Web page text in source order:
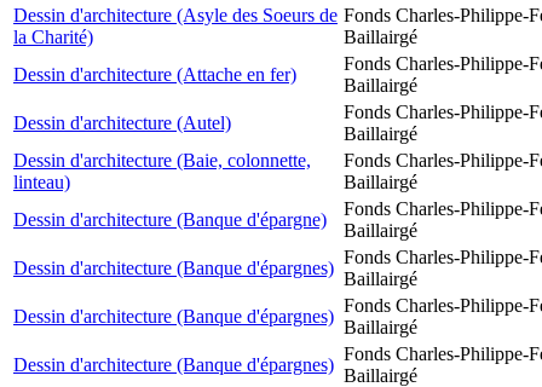
Dessin d'architecture (Asyle des Soeurs de
la Charité)
Fonds Charles-Philippe-
Baillairgé
Dessin d'architecture (Attache en fer)
Fonds Charles-Philippe-
Baillairgé
Dessin d'architecture (Autel)
Fonds Charles-Philippe-
Baillairgé
Dessin d'architecture (Baie, colonnette,
linteau)
Fonds Charles-Philippe-
Baillairgé
Dessin d'architecture (Banque d'épargne)
Fonds Charles-Philippe-
Baillairgé
Dessin d'architecture (Banque d'épargnes)
Fonds Charles-Philippe-
Baillairgé
Dessin d'architecture (Banque d'épargnes)
Fonds Charles-Philippe-
Baillairgé
Dessin d'architecture (Banque d'épargnes)
Fonds Charles-Philippe-
Baillairgé